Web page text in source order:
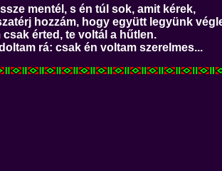
mentél, s én túl sok, amit kérek,
hozzám, hogy együtt legyünk
csak érted, te voltál a hűtlen.
rá: csak én voltam szerelmes...